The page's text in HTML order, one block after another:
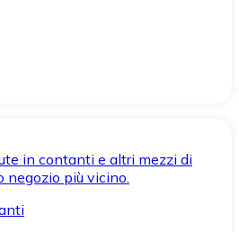
in contanti e altri mezzi di
negozio più vicino.